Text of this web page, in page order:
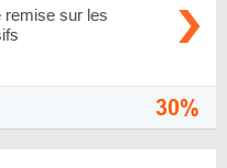
remise sur les
30%